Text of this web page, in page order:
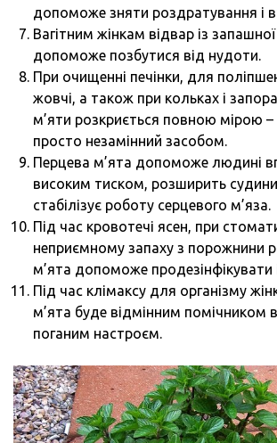
допоможе зняти роздратування і
Вагітним жінкам відвар із
допоможе позбутися від нудоти.
При очищенні печінки, для
жовчі, а також при кольках і
м’яти розкриється повною мірою
просто незамінний засобом.
Перцева м’ята допоможе людині
високим тиском, розширить
стабілізує роботу серцевого м’яза.
Під час кровотечі ясен, при
неприємному запаху з порожнини
м’ята допоможе продезінфікувати
Під час клімаксу для організму
м’ята буде відмінним помічником
поганим настроєм.